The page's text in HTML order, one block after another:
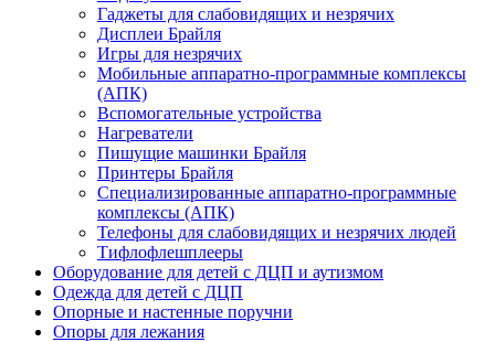
Гаджеты для слабовидящих и незрячих
Дисплеи Брайля
Игры для незрячих
Мобильные аппаратно-программные комплексы
(АПК)
Вспомогательные устройства
Нагреватели
Пишущие машинки Брайля
Принтеры Брайля
Специализированные аппаратно-программные
комплексы (АПК)
Телефоны для слабовидящих и незрячих людей
Тифлофлешплееры
Оборудование для детей с ДЦП и аутизмом
Одежда для детей с ДЦП
Опорные и настенные поручни
Опоры для лежания